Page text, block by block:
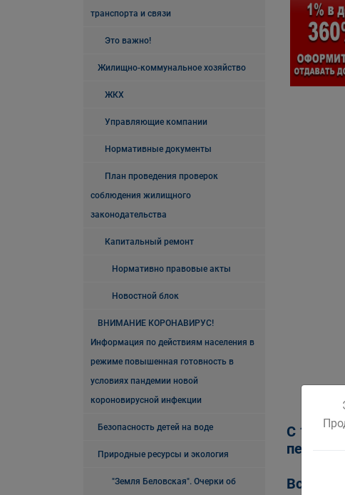
транспорта и связи
Это важно!
Жилищно-коммунальное хозяйство
ЖКХ
Управляющие компании
Нормативные документы
План проведения проверок
соблюдения жилищного
законодательства
Капитальный ремонт
Нормативно правовые акты
Новостной блок
ВНИМАНИЕ КОРОНАВИРУС!
Информация по действиям населения в
режиме повышенная готовность в
условиях пандемии новой
короновирусной инфекции
Безопасность детей на воде
Природные ресурсы и экология
"Земля Беловская". Очерки об
С 1